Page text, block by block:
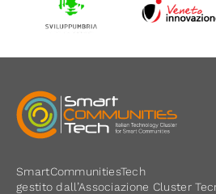
SmartCommunitiesTech
gestito dall’Associazione Cluster